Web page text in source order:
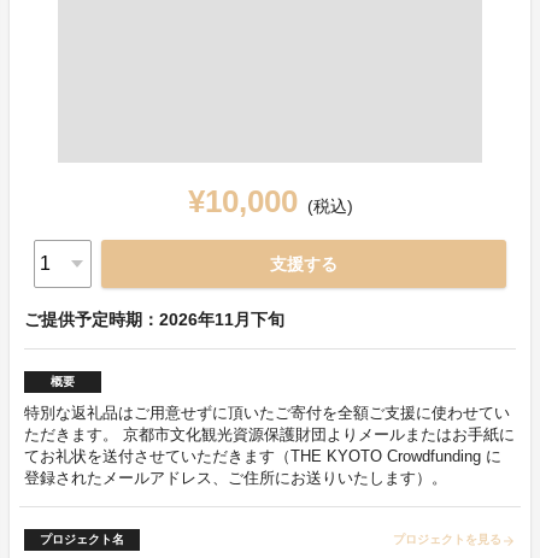
¥10,000 (税込)
支援する
ご提供予定時期：2026年11月下旬
概要
特別な返礼品はご用意せずに頂いたご寄付を全額ご支援に使わせてい
ただきます。 京都市文化観光資源保護財団よりメールまたはお手紙に
てお礼状を送付させていただきます（THE KYOTO Crowdfunding に
登録されたメールアドレス、ご住所にお送りいたします）。
プロジェクト名 プロジェクトを見る arrow_forward